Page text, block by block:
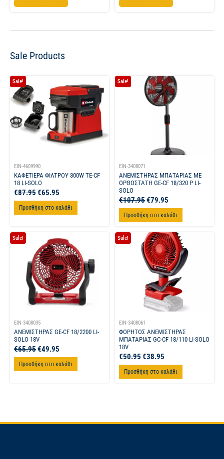
Προσθήκη στο καλάθι Προσθήκη στο καλάθι
Sale Products
Sale!
EIN-4609990
ΚΑΦΕΤΙΕΡΑ ΦΙΛΤΡΟΥ 300W TE-CF
18 LI-SOLO
€87.95€65.95
Προσθήκη στο καλάθι
Sale!
EIN-3408071
ΑΝΕΜΙΣΤΗΡΑΣ ΜΠΑΤΑΡΙΑΣ ΜΕ
ΟΡΘΟΣΤΑΤΗ GE-CF 18/320 P LI-
SOLO
€107.95€79.95
Προσθήκη στο καλάθι
Sale!
EIN-3408035
ΑΝΕΜΙΣΤΗΡΑΣ GE-CF 18/2200 LI-
SOLO 18V
€65.95€49.95
Προσθήκη στο καλάθι
Sale!
EIN-3408061
ΦΟΡΗΤΟΣ ΑΝΕΜΙΣΤΗΡΑΣ
ΜΠΑΤΑΡΙΑΣ GC-CF 18/110 LI-SOLO
18V
€50.95€38.95
Προσθήκη στο καλάθι